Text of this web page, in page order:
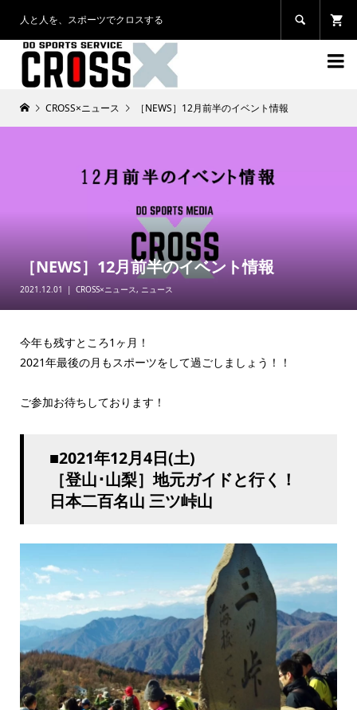
人と人を、スポーツでクロスする 

CROSS×ニュース ［NEWS］12月前半のイベント情報
［NEWS］12月前半のイベント情報
2021.12.01 CROSS×ニュース, ニュース
今年も残すところ1ヶ月！
2021年最後の月もスポーツをして過ごしましょう！！
ご参加お待ちしております！
■2021年12月4日(土)
［登山･山梨］地元ガイドと行く！
日本二百名山 三ツ峠山